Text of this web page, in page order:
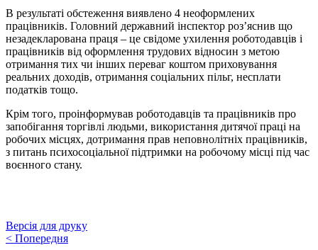
В результаті обстеження виявлено 4 неоформлених
працівників. Головний державний інспектор роз’яснив що
незадекларована праця – це свідоме ухилення роботодавців і
працівників від оформлення трудових відносин з метою
отримання тих чи інших переваг коштом приховування
реальних доходів, отримання соціальних пільг, несплати
податків тощо.
Крім того, проінформував роботодавців та працівників про
запобігання торгівлі людьми, використання дитячої праці на
робочих місцях, дотримання прав неповнолітніх працівників,
з питань психосоціальної підтримки на робочому місці під час
воєнного стану.
Версія для друку
< Попередня